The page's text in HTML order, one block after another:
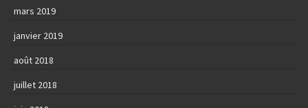
mars 2019
janvier 2019
août 2018
juillet 2018